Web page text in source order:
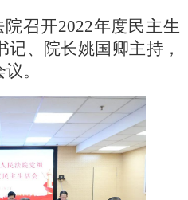
召开2022年度民主生
、院长姚国卿主持，
。